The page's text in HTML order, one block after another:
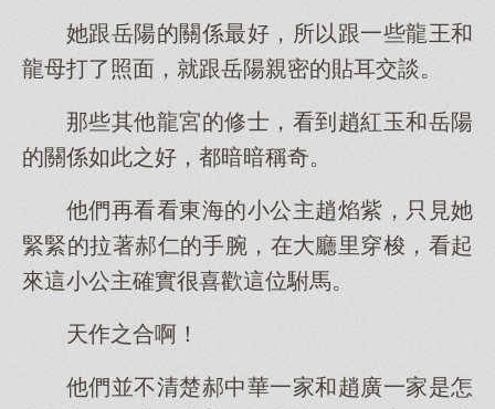
她跟岳陽的關係最好，所以跟一些龍王和
龍母打了照面，就跟岳陽親密的貼耳交談。
那些其他龍宮的修士，看到趙紅玉和岳陽
的關係如此之好，都暗暗稱奇。
他們再看看東海的小公主趙焰紫，只見她
緊緊的拉著郝仁的手腕，在大廳里穿梭，看起
來這小公主確實很喜歡這位駙馬。
天作之合啊！
他們並不清楚郝中華一家和趙廣一家是怎